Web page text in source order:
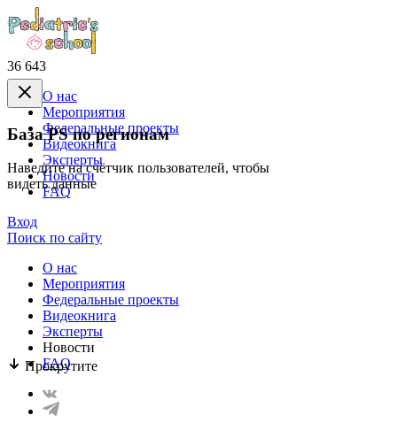
36 643
База PS по регионам
Наведите на счётчик пользователей, чтобы
видеть данные
Прокрутите
О нас
Mероприятия
Федеральные проекты
Видеокнига
Эксперты
Новости
FAQ
Вход
Поиск по сайту
О нас
Mероприятия
Федеральные проекты
Видеокнига
Эксперты
Новости
FAQ